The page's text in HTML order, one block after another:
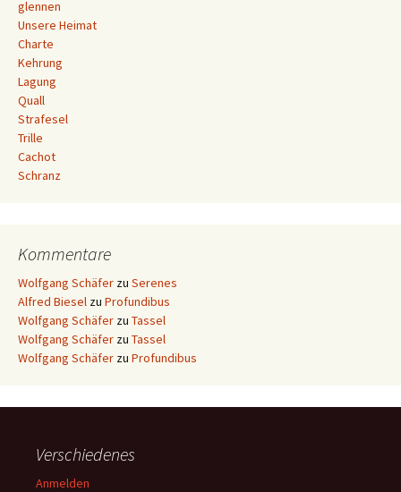
glennen
Unsere Heimat
Charte
Kehrung
Lagung
Quall
Strafesel
Trille
Cachot
Schranz
Kommentare
Wolfgang Schäfer zu Serenes
Alfred Biesel zu Profundibus
Wolfgang Schäfer zu Tassel
Wolfgang Schäfer zu Tassel
Wolfgang Schäfer zu Profundibus
Verschiedenes
Anmelden